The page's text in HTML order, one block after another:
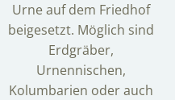
Urne auf dem Friedhof
beigesetzt. Möglich sind
Erdgräber,
Urnennischen,
Kolumbarien oder auch